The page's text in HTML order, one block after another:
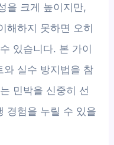
을 크게 높이지만,
해하지 못하면 오히
있습니다. 본 가이
와 실수 방지법을 참
민박을 신중히 선
경험을 누릴 수 있을